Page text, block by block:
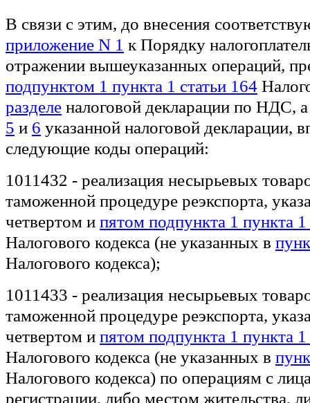
В связи с этим, до внесения
приложение N 1 к Порядку
отражении вышеуказанных операций,
подпунктом 1 пункта 1 статьи 164
разделе налоговой декларации по НДС,
5 и 6 указанной налоговой декларации,
следующие коды операций:
1011432 - реализация несырьевых
таможенной процедуре реэкспорта,
четвертом и пятом подпункта 1 пункта 1
Налогового кодекса (не указанных в
Налогового кодекса);
1011433 - реализация несырьевых
таможенной процедуре реэкспорта,
четвертом и пятом подпункта 1 пункта 1
Налогового кодекса (не указанных в
Налогового кодекса) по операциям с
регистрации, либо местом жительства,